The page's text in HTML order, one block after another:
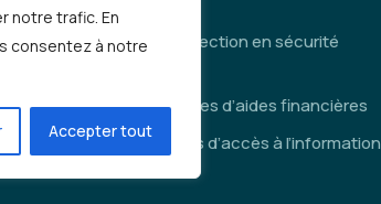
notre trafic. En
consentez à notre
Accepter tout
Auto-inspection en sécurité
Programmes d’aides financières
Demandes d’accès à l’information